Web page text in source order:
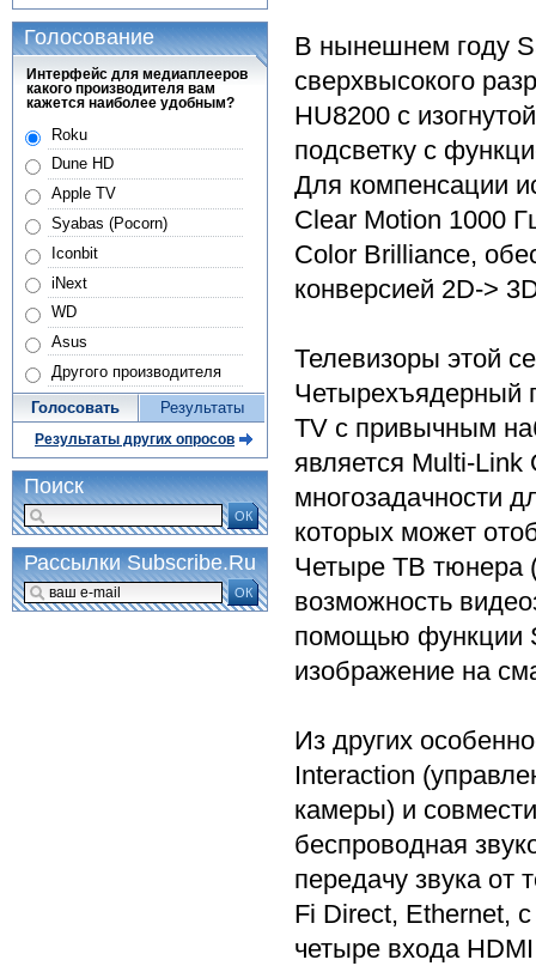
В нынешнем году
сверхвысокого
HU8200 с
подсветку с
Для компенсации
Clear Motion 1000
Color Brilliance,
конверсией 2D->
Телевизоры этой
Четырехъядерный
TV с привычным
является Multi-
многозадачности
которых может
Четыре ТВ тюнера
возможность
помощью функции
изображение на
Из других
Interaction
камеры) и
беспроводная
передачу звука от
Fi Direct, Ethernet,
четыре входа
Голосование
Интерфейс для медиаплееров
какого производителя вам
кажется наиболее удобным?
Roku
Dune HD
Apple TV
Syabas (Pocorn)
Iconbit
iNext
WD
Asus
Другого производителя
Голосовать Результаты
Результаты других опросов
Поиск
ОК
Рассылки Subscribe.Ru
ОК